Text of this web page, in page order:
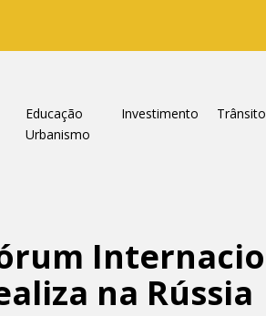
Educação Investimento
Trânsito
Urbanismo
na Rússia